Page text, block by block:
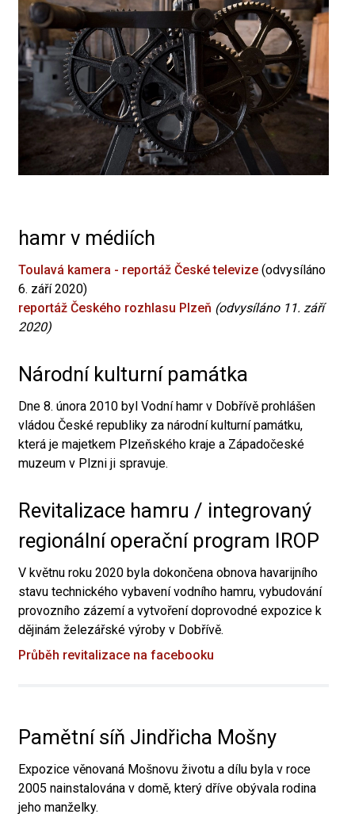
hamr v médiích
Toulavá kamera - reportáž České televize (odvysíláno
6. září 2020)
reportáž Českého rozhlasu Plzeň (odvysíláno 11. září
2020)
Národní kulturní památka
Dne 8. února 2010 byl Vodní hamr v Dobřívě prohlášen
vládou České republiky za národní kulturní památku,
která je majetkem Plzeňského kraje a Západočeské
muzeum v Plzni ji spravuje.
Revitalizace hamru / integrovaný
regionální operační program IROP
V květnu roku 2020 byla dokončena obnova havarijního
stavu technického vybavení vodního hamru, vybudování
provozního zázemí a vytvoření doprovodné expozice k
dějinám železářské výroby v Dobřívě.
Průběh revitalizace na facebooku
Pamětní síň Jindřicha Mošny
Expozice věnovaná Mošnovu životu a dílu byla v roce
2005 nainstalována v domě, který dříve obývala rodina
jeho manželky.